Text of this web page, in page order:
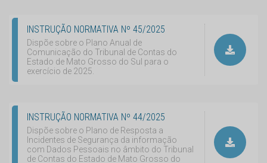
INSTRUÇÃO NORMATIVA Nº 45/2025
Dispõe sobre o Plano Anual de
Comunicação do Tribunal de Contas do
Estado de Mato Grosso do Sul para o
exercício de 2025.
INSTRUÇÃO NORMATIVA Nº 44/2025
Dispõe sobre o Plano de Resposta a
Incidentes de Segurança da informação
com Dados Pessoais no âmbito do Tribunal
de Contas do Estado de Mato Grosso do